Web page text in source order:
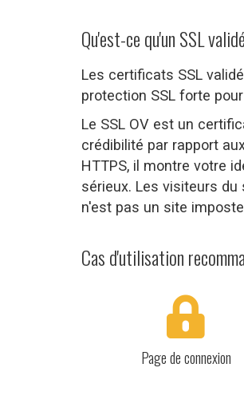
Qu'est-ce qu'un SSL
Les certificats SSL
protection SSL forte
Le SSL OV est un
crédibilité par rapport
HTTPS, il montre votre
sérieux. Les visiteurs
n'est pas un site
Cas d'utilisation
Page de connexion